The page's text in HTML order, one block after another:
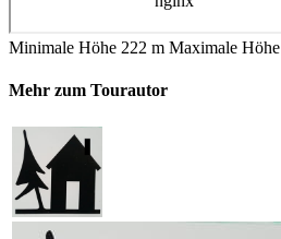
Minimale Höhe 222 m Maximale Höhe
Mehr zum Tourautor